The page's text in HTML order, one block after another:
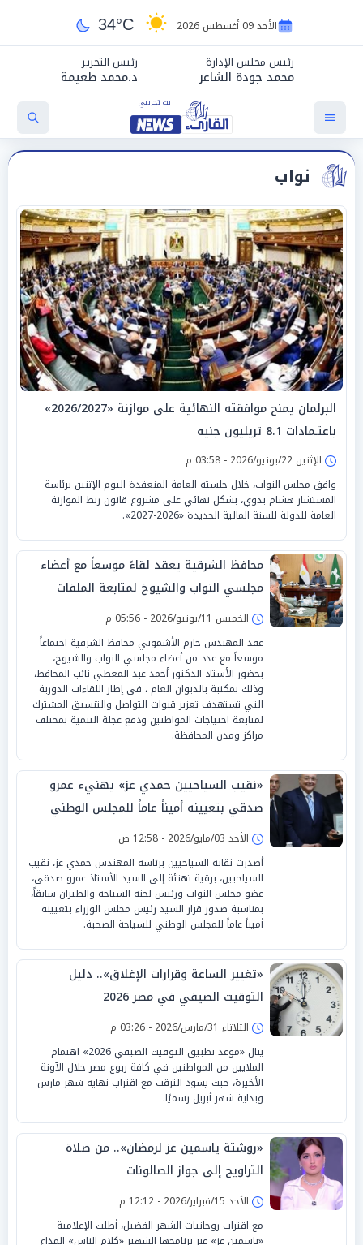
الأحد 09 أغسطس 2026 34°C
رئيس مجلس الإدارة
محمد جودة الشاعر
رئيس التحرير
د.محمد طعيمة
نواب
البرلمان يمنح موافقته النهائية على موازنة «2026/2027»
باعتـمادات 8.1 تريليون جنيه
الإثنين 22/يونيو/2026 - 03:58 م
وافق مجلس النواب، خلال جلسته العامة المنعقدة اليوم الإثنين برئاسة
المستشار هشام بدوي، بشكل نهائي على مشروع قانون ربط الموازنة
العامة للدولة للسنة المالية الجديدة «2026-2027».
محافظ الشرقية يعقد لقاءً موسعاً مع أعضاء
مجلسي النواب والشيوخ لمتابعة الملفات
التنموية والخدمية بالمحافظة
الخميس 11/يونيو/2026 - 05:56 م
عقد المهندس حازم الأشموني محافظ الشرقية اجتماعاً
موسعاً مع عدد من أعضاء مجلسي النواب والشيوخ،
بحضور الأستاذ الدكتور أحمد عبد المعطي نائب المحافظ،
وذلك بمكتبة بالديوان العام ، في إطار اللقاءات الدورية
التي تستهدف تعزيز قنوات التواصل والتنسيق المشترك
لمتابعة احتياجات المواطنين ودفع عجلة التنمية بمختلف
مراكز ومدن المحافظة.
«نقيب السياحيين حمدي عز» يهنيء عمرو
صدقي بتعيينه أميناً عاماً للمجلس الوطني
للسياحة الصحية
الأحد 03/مايو/2026 - 12:58 ص
أصدرت نقابة السياحيين برئاسة المهندس حمدي عز، نقيب
السياحيين، برقية تهنئة إلى السيد الأستاذ عمرو صدقي،
عضو مجلس النواب ورئيس لجنة السياحة والطيران سابقاً،
بمناسبة صدور قرار السيد رئيس مجلس الوزراء بتعيينه
أميناً عاماً للمجلس الوطني للسياحة الصحية.
«تغيير الساعة وقرارات الإغلاق».. دليل
التوقيت الصيفي في مصر 2026
الثلاثاء 31/مارس/2026 - 03:26 م
ينال «موعد تطبيق التوقيت الصيفي 2026» اهتمام
الملايين من المواطنين في كافة ربوع مصر خلال الآونة
الأخيرة، حيث يسود الترقب مع اقتراب نهاية شهر مارس
وبداية شهر أبريل رسميًا.
«روشتة ياسمين عز لرمضان».. من صلاة
التراويح إلى جواز الصالونات
الأحد 15/فبراير/2026 - 12:12 م
مع اقتراب روحانيات الشهر الفضيل، أطلت الإعلامية
«ياسمين عز» عبر برنامجها الشهير «كلام الناس» المذاع